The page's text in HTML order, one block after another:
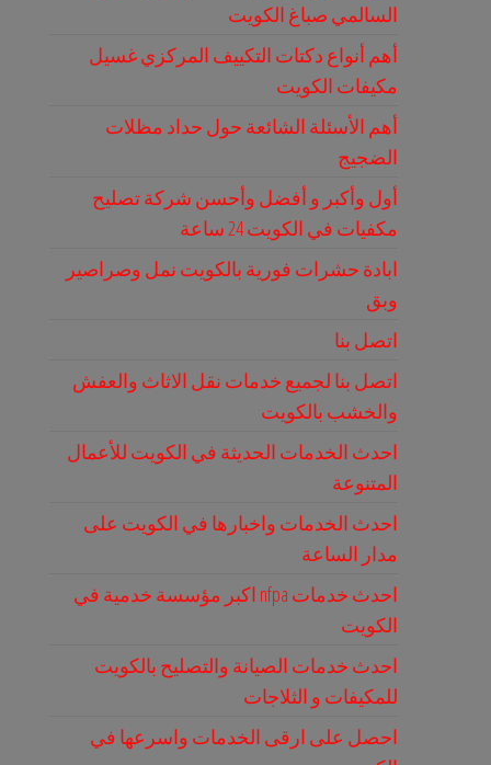
السالمي صباغ الكويت
أهم أنواع دكتات التكييف المركزي غسيل
مكيفات الكويت
أهم الأسئلة الشائعة حول حداد مظلات
الضجيج
أول وأكبر و أفضل وأحسن شركة تصليح
مكفيات في الكويت 24 ساعة
ابادة حشرات فورية بالكويت نمل وصراصير
وبق
اتصل بنا
اتصل بنا لجميع خدمات نقل الاثاث والعفش
والخشب بالكويت
احدث الخدمات الحديثة في الكويت للأعمال
المتنوعة
احدث الخدمات واخبارها في الكويت على
مدار الساعة
احدث خدمات nfpa اكبر مؤسسة خدمية في
الكويت
احدث خدمات الصيانة والتصليح بالكويت
للمكيفات و الثلاجات
احصل على ارقى الخدمات واسرعها في